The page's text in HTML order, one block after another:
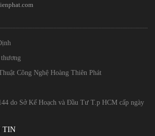
Công Nghệ Hoàng Thiên Phát
do Sở Kế Hoạch và Đầu Tư T.p HCM cấp ngày
TIN